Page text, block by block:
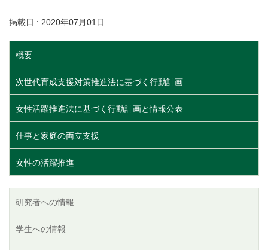
掲載日 : 2020年07月01日
概要
次世代育成支援対策推進法に基づく行動計画
女性活躍推進法に基づく行動計画と情報公表
仕事と家庭の両立支援
女性の活躍推進
研究者への情報
学生への情報